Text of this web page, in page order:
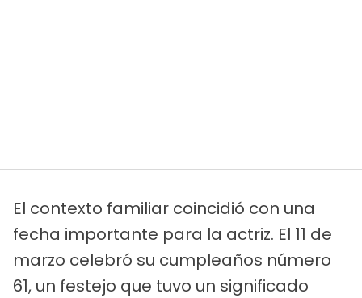
El contexto familiar coincidió con una
fecha importante para la actriz. El 11 de
marzo celebró su cumpleaños número
61, un festejo que tuvo un significado